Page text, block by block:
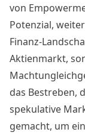
von
Potenzial,
Finanz-
Aktienmarkt,
das Bestreben,
spekulative
gemacht, um